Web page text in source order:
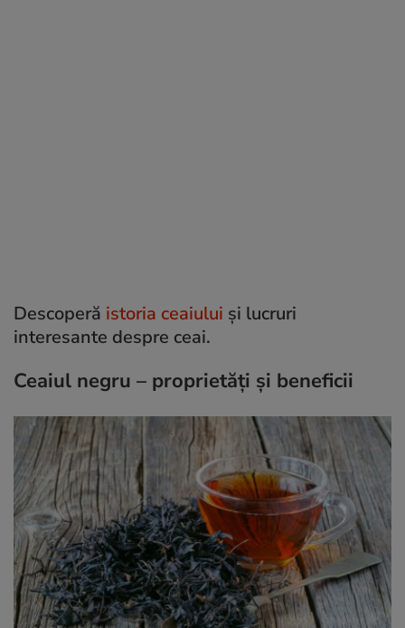
Descoperă istoria ceaiului și lucruri
interesante despre ceai.
Ceaiul negru – proprietăți și beneficii